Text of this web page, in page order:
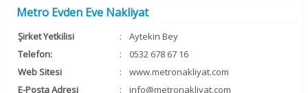
Metro Evden Eve Nakliyat
Şirket Yetkilisi :
Aytekin Bey
Telefon:
:
0532 678 67 16
Web Sitesi
:
www.metronakliyat.com
E-Posta Adresi
:
info@metronakliyat.com